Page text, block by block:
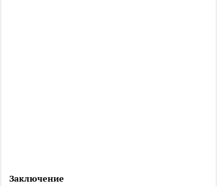
Заключение